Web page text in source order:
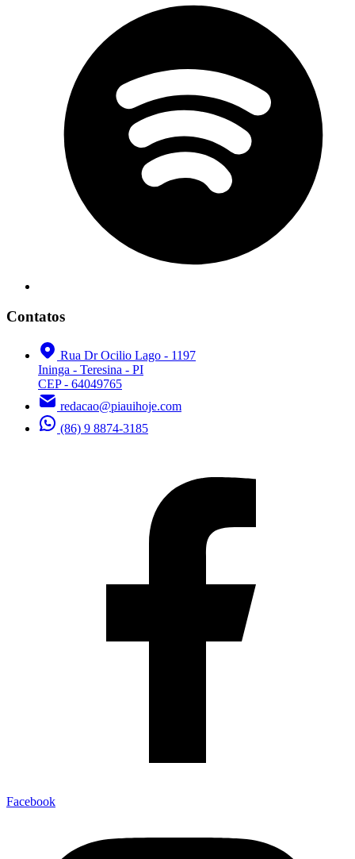
Contatos
Rua Dr Ocilio Lago - 1197
Ininga - Teresina - PI
CEP - 64049765
redacao@piauihoje.com
(86) 9 8874-3185
Facebook